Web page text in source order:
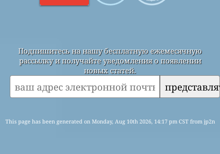
Подпишитесь на нашу бесплатную ежемесячную
рассылку и получайте уведомления о появлении
новых статей.
This page has been generated on Monday, Aug 10th 2026, 14:17 pm CST from jp2n